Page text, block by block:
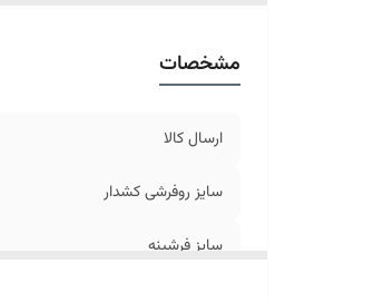
مشخصات
ارسال کالا
سایز روفرشی کشدار
سایز فرشینه